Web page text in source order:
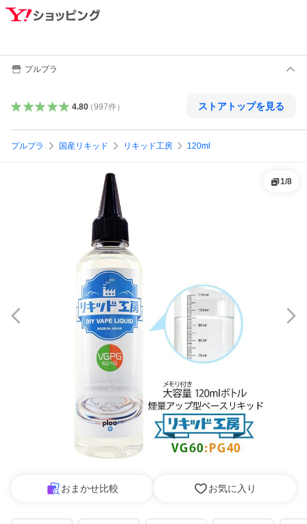
プルプラ
4.80（997件） ストアトップを見る
プルプラ 国産リキッド リキッド工房 120ml
1/8
おまかせ比較 お気に入り